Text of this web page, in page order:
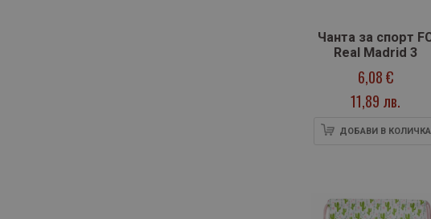
Чанта за спорт
Real Madrid 3
6,08 €
11,89 лв.
ДОБАВИ В КОЛИЧКА